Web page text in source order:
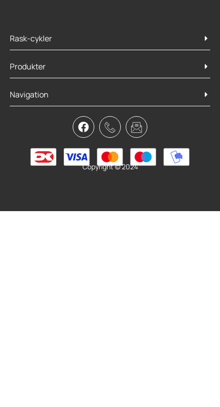
Rask-cykler
Produkter
Navigation
Copyright © 2024